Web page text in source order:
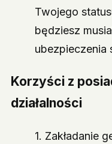
Twojego
będziesz
ubezpieczenia
Korzyści z
działalności
1. Zakładanie